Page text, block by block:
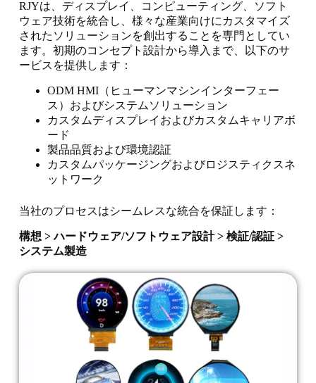
RJYは、ディスプレイ、コンピューティング、ソフト
ウェア技術を統合し、様々な産業向けにカスタマイズ
されたソリューションを創出することを専門としてい
ます。初期のコンセプト設計から導入まで、以下のサ
ービスを提供します：
ODM HMI（ヒューマンマシンインターフェー
ス）およびシステムソリューション
カスタムディスプレイおよびカスタムキャリアボ
ード
製品品質および環境認証
カスタムパッケージングおよびロジスティクスネ
ットワーク
当社のプロセスはシームレスな統合を保証します：
構想 > ハードウェア/ソフトウェア設計 > 検証/認証 >
システム製造